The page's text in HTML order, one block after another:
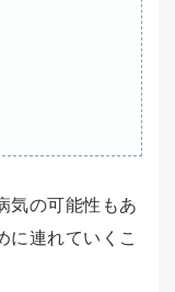
気の可能性もあ
に連れていくこ